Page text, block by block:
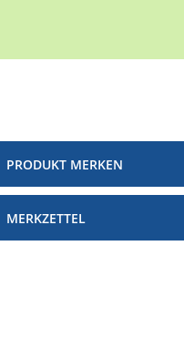
PRODUKT MERKEN
MERKZETTEL